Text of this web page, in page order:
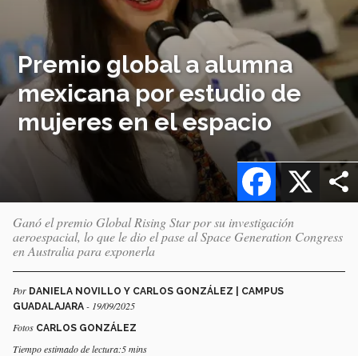
Premio global a alumna
mexicana por estudio de
mujeres en el espacio
X
Facebook
Ganó el premio Global Rising Star por su investigación
aeroespacial, lo que le dio el pase al Space Generation Congress
en Australia para exponerla
Por DANIELA NOVILLO Y CARLOS GONZÁLEZ | CAMPUS
GUADALAJARA - 19/09/2025
Fotos CARLOS GONZÁLEZ
Tiempo estimado de lectura:5 mins